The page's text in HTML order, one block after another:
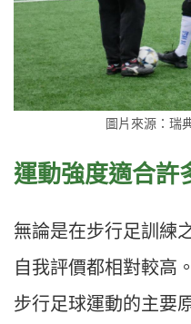
圖片來源：瑞
運動強度適合許
無論是在步行足訓練
自我評價都相對較高
步行足球運動的主要